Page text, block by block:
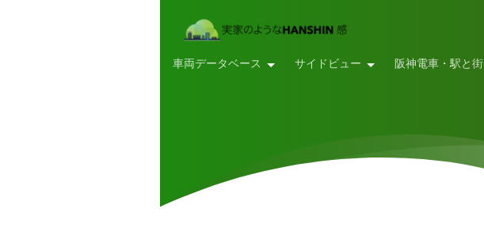
車両データベース サイドビュー 阪神電車・駅と街